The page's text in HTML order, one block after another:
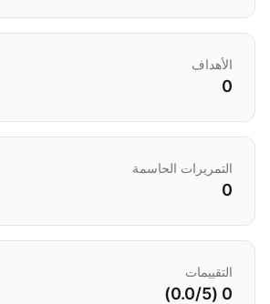
الأهداف
0
التمريرات الحاسمة
0
التقييمات
0 (0.0/5)